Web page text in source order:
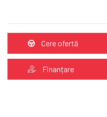
Cere ofertă
Finanțare